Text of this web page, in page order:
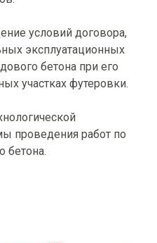
условий договора,
эксплуатационных
бетона при его
участках футеровки.
проведения работ по
бетона.